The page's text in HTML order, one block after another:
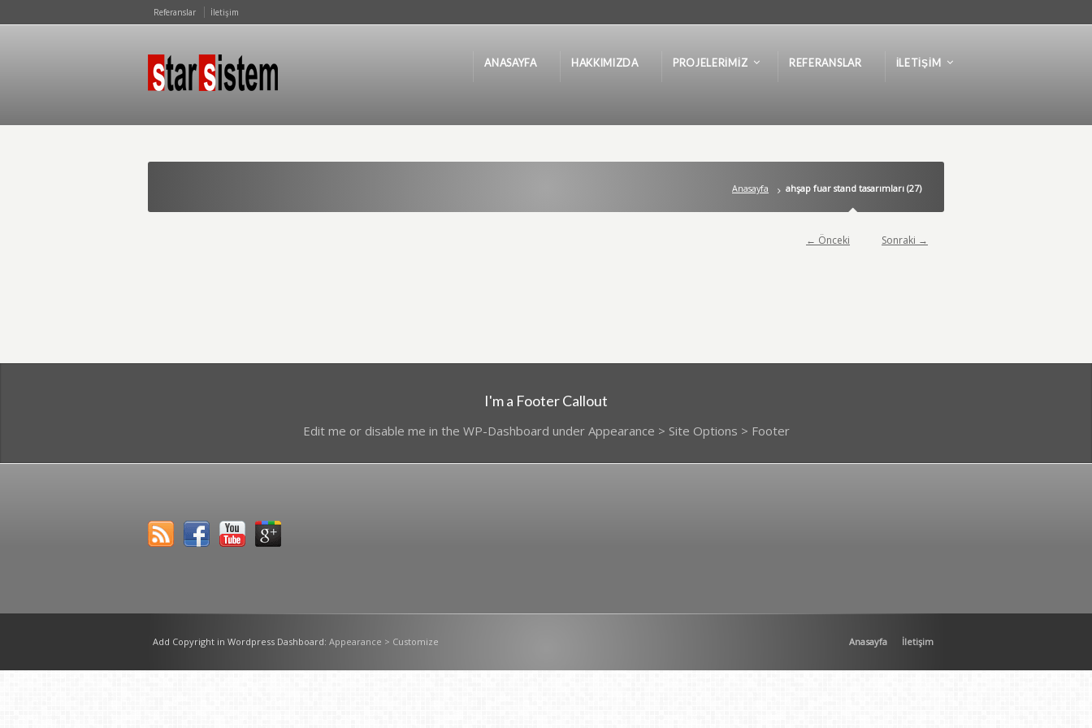
Referanslar İletişim
ANASAYFA HAKKIMIZDA PROJELERIMIZ REFERANSLAR İLETIŞIM
Anasayfa ahşap fuar stand tasarımları (27)
← Önceki Sonraki →
I'm a Footer Callout
Edit me or disable me in the WP-Dashboard under Appearance > Site Options > Footer
Add Copyright in Wordpress Dashboard: Appearance > Customize Anasayfa İletişim